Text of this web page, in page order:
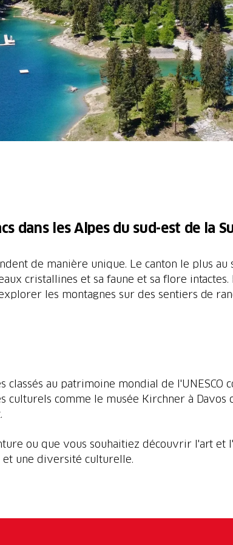
dans les Alpes du sud-est de la
de manière unique. Le canton le plus
cristallines et sa faune et sa flore
les montagnes sur des sentiers de
classés au patrimoine mondial de
culturels comme le musée Kirchner à Davos
ou que vous souhaitiez découvrir l'art et
une diversité culturelle.